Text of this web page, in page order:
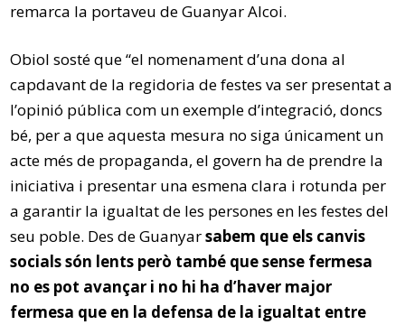
remarca la portaveu de Guanyar Alcoi.
Obiol sosté que “el nomenament d’una dona al
capdavant de la regidoria de festes va ser presentat a
l’opinió pública com un exemple d’integració, doncs
bé, per a que aquesta mesura no siga únicament un
acte més de propaganda, el govern ha de prendre la
iniciativa i presentar una esmena clara i rotunda per
a garantir la igualtat de les persones en les festes del
seu poble. Des de Guanyarsabem que els canvis
socials són lents però també que sense fermesa
no es pot avançar i no hi ha d’haver major
fermesa que en la defensa de la igualtat entre